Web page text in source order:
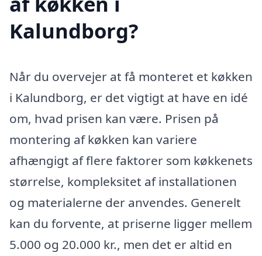
Kalundborg?
Når du overvejer at få monteret et køkken
i Kalundborg, er det vigtigt at have en idé
om, hvad prisen kan være. Prisen på
montering af køkken kan variere
afhængigt af flere faktorer som køkkenets
størrelse, kompleksitet af installationen
og materialerne der anvendes. Generelt
kan du forvente, at priserne ligger mellem
5.000 og 20.000 kr., men det er altid en